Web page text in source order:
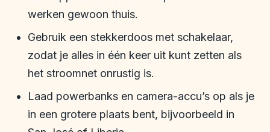
werken gewoon thuis.
Gebruik een stekkerdoos met schakelaar,
zodat je alles in één keer uit kunt zetten als
het stroomnet onrustig is.
Laad powerbanks en camera-accu’s op als je
in een grotere plaats bent, bijvoorbeeld in